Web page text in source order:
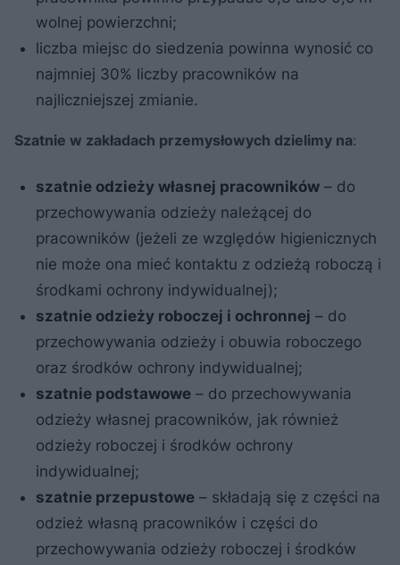
wolnej powierzchni;
liczba miejsc do siedzenia powinna wynosić co
najmniej 30% liczby pracowników na
najliczniejszej zmianie.
Szatnie w zakładach przemysłowych dzielimy na:
szatnie odzieży własnej pracowników – do
przechowywania odzieży należącej do
pracowników (jeżeli ze względów higienicznych
nie może ona mieć kontaktu z odzieżą roboczą i
środkami ochrony indywidualnej);
szatnie odzieży roboczej i ochronnej – do
przechowywania odzieży i obuwia roboczego
oraz środków ochrony indywidualnej;
szatnie podstawowe – do przechowywania
odzieży własnej pracowników, jak również
odzieży roboczej i środków ochrony
indywidualnej;
szatnie przepustowe – składają się z części na
odzież własną pracowników i części do
przechowywania odzieży roboczej i środków